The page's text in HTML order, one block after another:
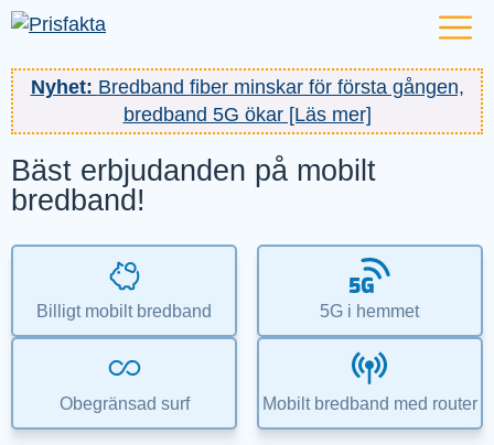
Nyhet: Bredband fiber minskar för första gången,
bredband 5G ökar [Läs mer]
Bäst erbjudanden på mobilt
bredband!
Billigt mobilt bredband 5G i hemmet
Obegränsad surf Mobilt bredband med router